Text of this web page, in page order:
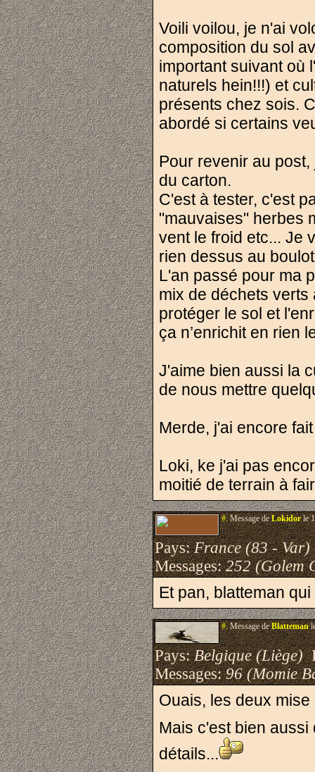
Voili voilou, je n'ai
composition du sol
important suivant où
naturels hein!!!) et
présents chez sois.
abordé si certains
Pour revenir au
du carton.
C'est à tester, c'est
"mauvaises" herbes
vent le froid etc... Je
rien dessus au
L'an passé pour ma
mix de déchets
protéger le sol et
ça n’enrichit en rien
J'aime bien aussi la
de nous mettre
Merde, j'ai encore
Loki, ke j'ai pas
moitié de terrain à
#.Message deLokidorle
Pays:France (83 - Var)
Messages:252 (Golem
Et pan, blatteman
#.Message deBlatteman
Pays:Belgique (Liège)
Messages:96 (Momie
Ouais, les deux
Mais c'est bien
détails...